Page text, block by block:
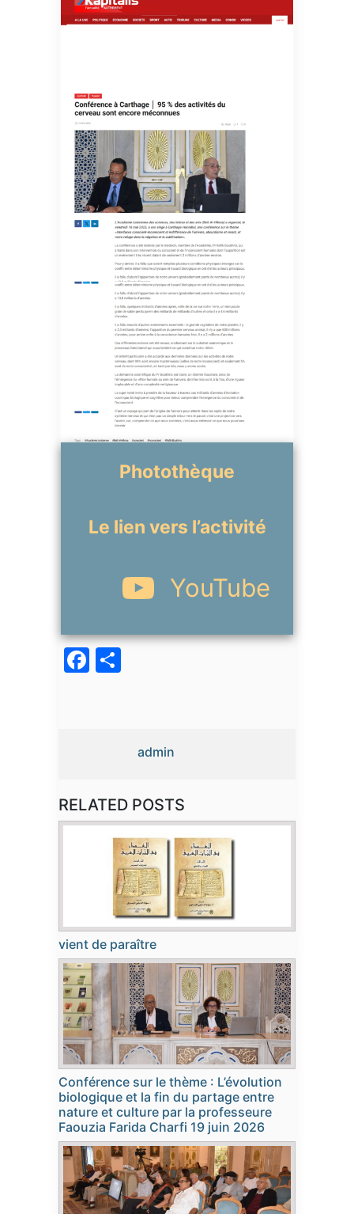
Photothèque
Le lien vers l’activité
YouTube
Facebook
admin
RELATED POSTS
vient de paraître
Conférence sur le thème : L’évolution
biologique et la fin du partage entre
nature et culture par la professeure
Faouzia Farida Charfi 19 juin 2026